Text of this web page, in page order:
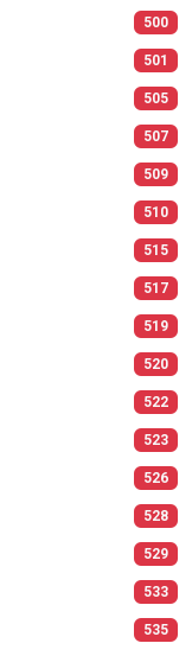
500
501
505
507
509
510
515
517
519
520
522
523
526
528
529
533
535